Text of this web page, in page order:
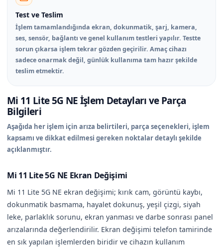
Test ve Teslim
İşlem tamamlandığında ekran, dokunmatik, şarj, kamera,
ses, sensör, bağlantı ve genel kullanım testleri yapılır. Testte
sorun çıkarsa işlem tekrar gözden geçirilir. Amaç cihazı
sadece onarmak değil, günlük kullanıma tam hazır şekilde
teslim etmektir.
Mi 11 Lite 5G NE İşlem Detayları ve Parça
Bilgileri
Aşağıda her işlem için arıza belirtileri, parça seçenekleri, işlem
kapsamı ve dikkat edilmesi gereken noktalar detaylı şekilde
açıklanmıştır.
Mi 11 Lite 5G NE Ekran Değişimi
Mi 11 Lite 5G NE ekran değişimi; kırık cam, görüntü kaybı,
dokunmatik basmama, hayalet dokunuş, yeşil çizgi, siyah
leke, parlaklık sorunu, ekran yanması ve darbe sonrası panel
arızalarında değerlendirilir. Ekran değişimi telefon tamirinde
en sık yapılan işlemlerden biridir ve cihazın kullanım